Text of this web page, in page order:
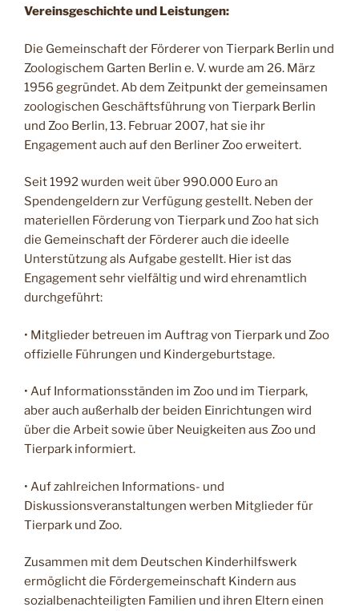
Vereinsgeschichte und Leistungen:
Die Gemeinschaft der Förderer von Tierpark Berlin und
Zoologischem Garten Berlin e. V. wurde am 26. März
1956 gegründet. Ab dem Zeitpunkt der gemeinsamen
zoologischen Geschäftsführung von Tierpark Berlin
und Zoo Berlin, 13. Februar 2007, hat sie ihr
Engagement auch auf den Berliner Zoo erweitert.
Seit 1992 wurden weit über 990.000 Euro an
Spendengeldern zur Verfügung gestellt. Neben der
materiellen Förderung von Tierpark und Zoo hat sich
die Gemeinschaft der Förderer auch die ideelle
Unterstützung als Aufgabe gestellt. Hier ist das
Engagement sehr vielfältig und wird ehrenamtlich
durchgeführt:
• Mitglieder betreuen im Auftrag von Tierpark und Zoo
offizielle Führungen und Kindergeburtstage.
• Auf Informationsständen im Zoo und im Tierpark,
aber auch außerhalb der beiden Einrichtungen wird
über die Arbeit sowie über Neuigkeiten aus Zoo und
Tierpark informiert.
• Auf zahlreichen Informations- und
Diskussionsveranstaltungen werben Mitglieder für
Tierpark und Zoo.
Zusammen mit dem Deutschen Kinderhilfswerk
ermöglicht die Fördergemeinschaft Kindern aus
sozialbenachteiligten Familien und ihren Eltern einen